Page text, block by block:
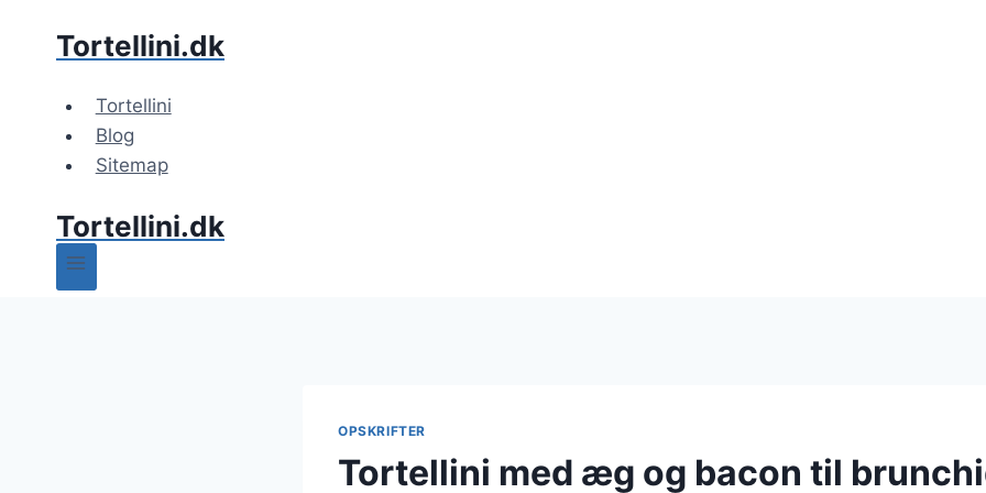
Tortellini.dk
Tortellini
Blog
Sitemap
Tortellini.dk
OPSKRIFTER
Tortellini med æg og bacon til